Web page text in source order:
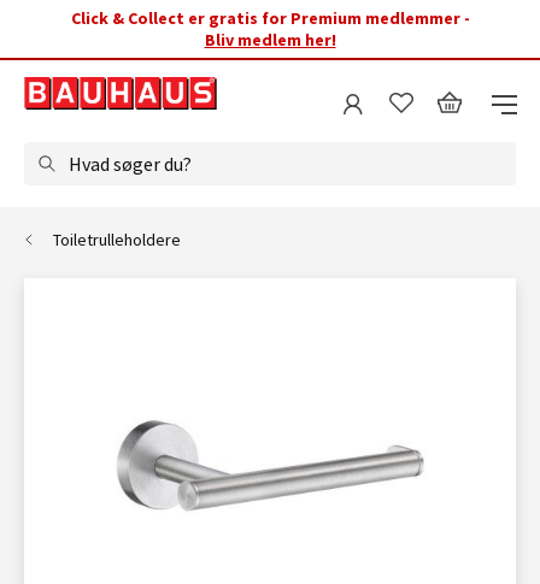
Click & Collect er gratis for Premium medlemmer -
Bliv medlem her!
Hvad søger du?
Toiletrulleholdere